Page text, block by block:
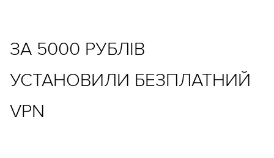
ЗА 5000 РУБЛІВ
УСТАНОВИЛИ БЕЗПЛАТНИЙ
VPN